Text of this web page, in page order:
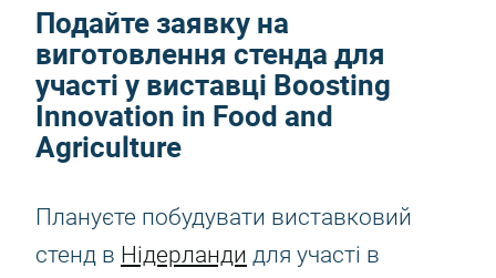
Подайте заявку на
виготовлення стенда для
участі у виставці Boosting
Innovation in Food and
Agriculture
Плануєте побудувати виставковий
стенд в Нідерланди для участі в